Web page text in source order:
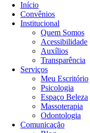
Início
Convênios
Institucional
Quem Somos
Acessibilidade
Auxílios
Transparência
Serviços
Meu Escritório
Psicologia
Espaço Beleza
Massoterapia
Odontologia
Comunicação